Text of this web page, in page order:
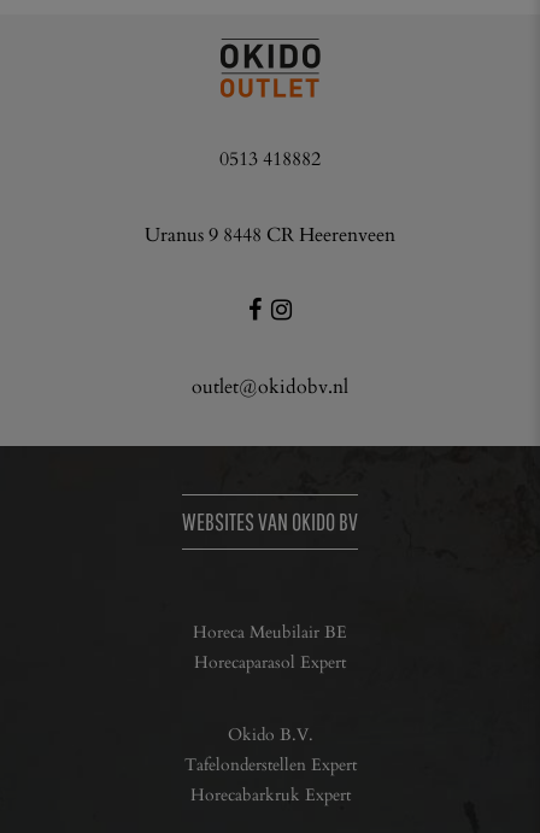
0513 418882
Uranus 9 8448 CR Heerenveen
outlet@okidobv.nl
WEBSITES VAN OKIDO BV
Horeca Meubilair BE
Horecaparasol Expert
Okido B.V.
Tafelonderstellen Expert
Horecabarkruk Expert